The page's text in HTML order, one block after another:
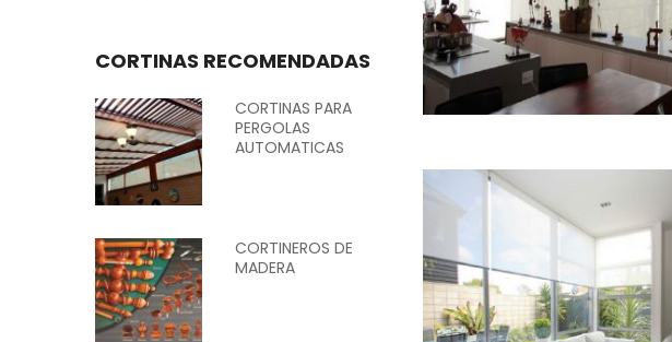
CORTINAS RECOMENDADAS
CORTINAS PARA
PERGOLAS
AUTOMATICAS
CORTINEROS DE
MADERA